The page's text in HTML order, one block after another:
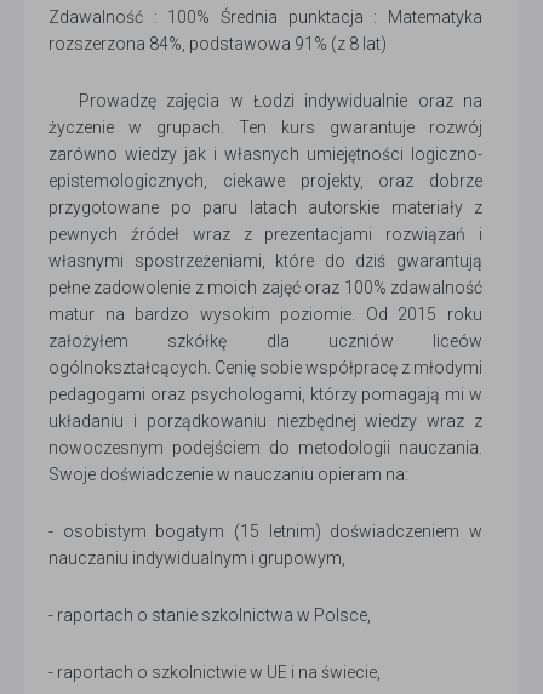
Zdawalność : 100% Średnia punktacja : Matematyka
rozszerzona 84%, podstawowa 91% (z 8 lat)
Prowadzę zajęcia w Łodzi indywidualnie oraz na
życzenie w grupach. Ten kurs gwarantuje rozwój
zarówno wiedzy jak i własnych umiejętności logiczno-
epistemologicznych, ciekawe projekty, oraz dobrze
przygotowane po paru latach autorskie materiały z
pewnych źródeł wraz z prezentacjami rozwiązań i
własnymi spostrzeżeniami, które do dziś gwarantują
pełne zadowolenie z moich zajęć oraz 100% zdawalność
matur na bardzo wysokim poziomie. Od 2015 roku
założyłem szkółkę dla uczniów liceów
ogólnokształcących. Cenię sobie współpracę z młodymi
pedagogami oraz psychologami, którzy pomagają mi w
układaniu i porządkowaniu niezbędnej wiedzy wraz z
nowoczesnym podejściem do metodologii nauczania.
Swoje doświadczenie w nauczaniu opieram na:
- osobistym bogatym (15 letnim) doświadczeniem w
nauczaniu indywidualnym i grupowym,
- raportach o stanie szkolnictwa w Polsce,
- raportach o szkolnictwie w UE i na świecie,